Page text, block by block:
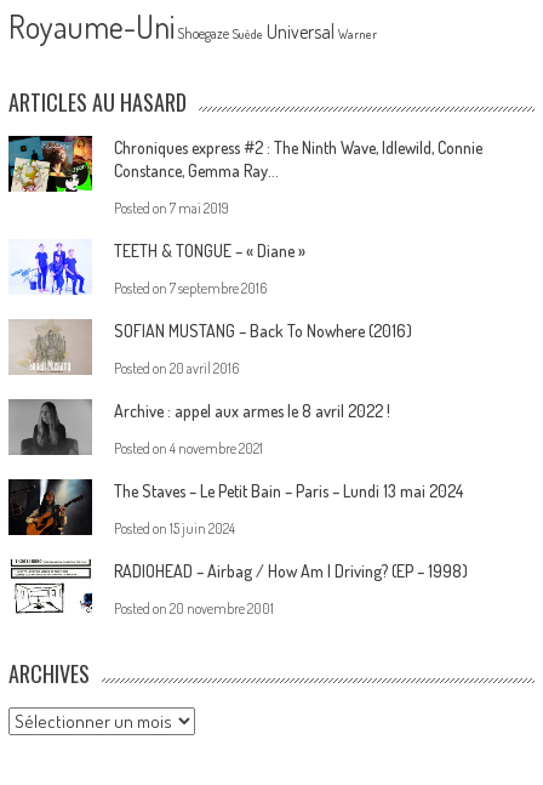
Royaume-Uni Shoegaze Suède Universal Warner
ARTICLES AU HASARD
Chroniques express #2 : The Ninth Wave, Idlewild, Connie
Constance, Gemma Ray…
Posted on 7 mai 2019
TEETH & TONGUE – « Diane »
Posted on 7 septembre 2016
SOFIAN MUSTANG – Back To Nowhere (2016)
Posted on 20 avril 2016
Archive : appel aux armes le 8 avril 2022 !
Posted on 4 novembre 2021
The Staves – Le Petit Bain – Paris – Lundi 13 mai 2024
Posted on 15 juin 2024
RADIOHEAD – Airbag / How Am I Driving? (EP – 1998)
Posted on 20 novembre 2001
ARCHIVES
Archives